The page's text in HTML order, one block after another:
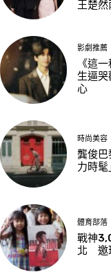
王楚
影劇推薦
《這
生逼
心
時尚美容
龔俊
力時
體育部落
戰神
北 邀